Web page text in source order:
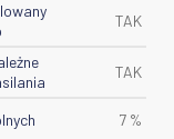
TAK
TAK
7 %